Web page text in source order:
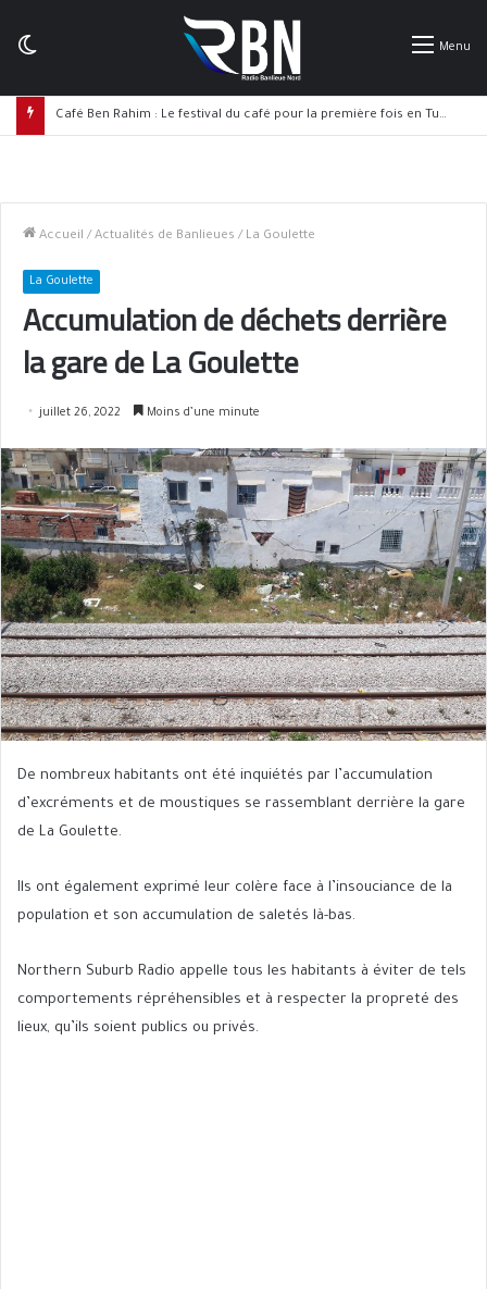
Menu
Café Ben Rahim : Le festival du café pour la première fois en Tunisie et de précieux prix vous attendent
Accueil / Actualités de Banlieues / La Goulette
La Goulette
Accumulation de déchets derrière
la gare de La Goulette
juillet 26, 2022 Moins d’une minute
De nombreux habitants ont été inquiétés par l’accumulation
d’excréments et de moustiques se rassemblant derrière la gare
de La Goulette.
Ils ont également exprimé leur colère face à l’insouciance de la
population et son accumulation de saletés là-bas.
Northern Suburb Radio appelle tous les habitants à éviter de tels
comportements répréhensibles et à respecter la propreté des
lieux, qu’ils soient publics ou privés.